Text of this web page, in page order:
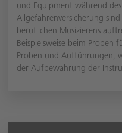
und Equipment während
Allgefahrenversicherung
beruflichen Musizierens
Beispielsweise beim
Proben und Aufführungen,
der Aufbewahrung der